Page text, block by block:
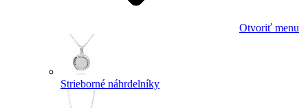
Otvoriť menu
Strieborné náhrdelníky